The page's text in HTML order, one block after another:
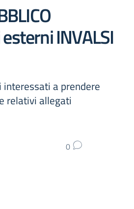
INVALSI
a prendere
relativi allegati
0